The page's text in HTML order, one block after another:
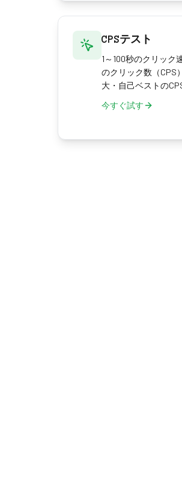
CPSテスト
1～100秒のクリック
のクリック数（CPS
大・自己ベストの
今すぐ試す